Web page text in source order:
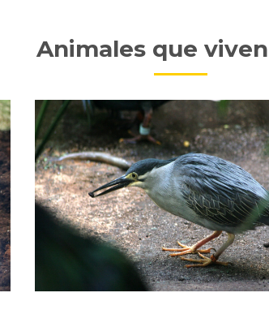
Animales que